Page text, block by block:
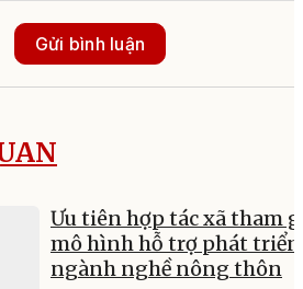
Gửi bình luận
Ưu tiên hợp tác xã tham
mô hình hỗ trợ phát triển
ngành nghề nông thôn